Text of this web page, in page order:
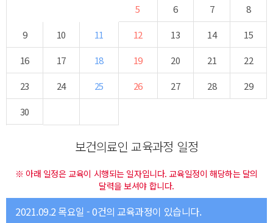
5
6 7
8
9
10 11 12 13 14
15
16
17 18 19 20 21
22
23
24 25 26 27 28
29
30
보건의료인 교육과정 일정
※ 아래 일정은 교육이 시행되는 일자입니다. 교육일정이 해당하는 달의
달력을 보셔야 합니다.
2021.09.2 목요일 - 0건의 교육과정이 있습니다.